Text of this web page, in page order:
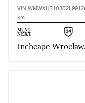
VIN
km
Inchcape